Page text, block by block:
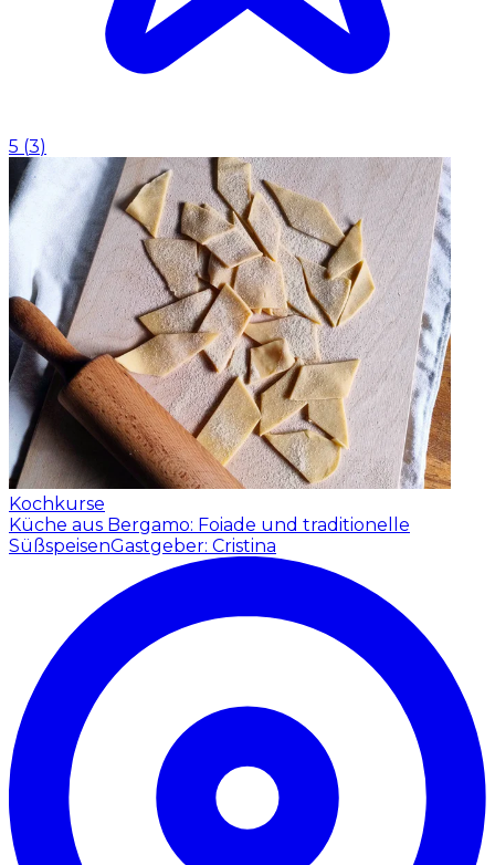
5 (3)
Kochkurse
Küche aus Bergamo: Foiade und traditionelle
SüßspeisenGastgeber: Cristina